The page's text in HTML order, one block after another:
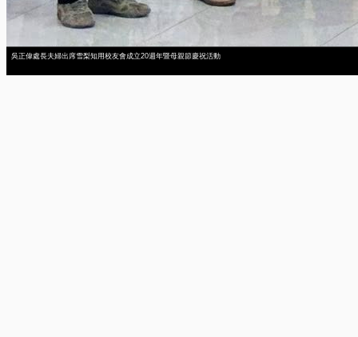
吳正偉處長夫婦出席雪梨知用校友會成立20週年暨母親節慶祝活動